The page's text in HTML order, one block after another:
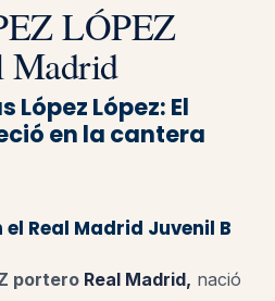
LÓPEZ
Madrid
López López: El
en la cantera
Real Madrid Juvenil B
portero Real Madrid, nació